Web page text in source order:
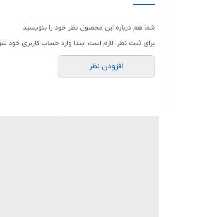
شما هم درباره این محصول نظر خود را بنویسید.
برای ثبت نظر، لازم است ابتدا وارد حساب کاربری خود
افزودن نظر